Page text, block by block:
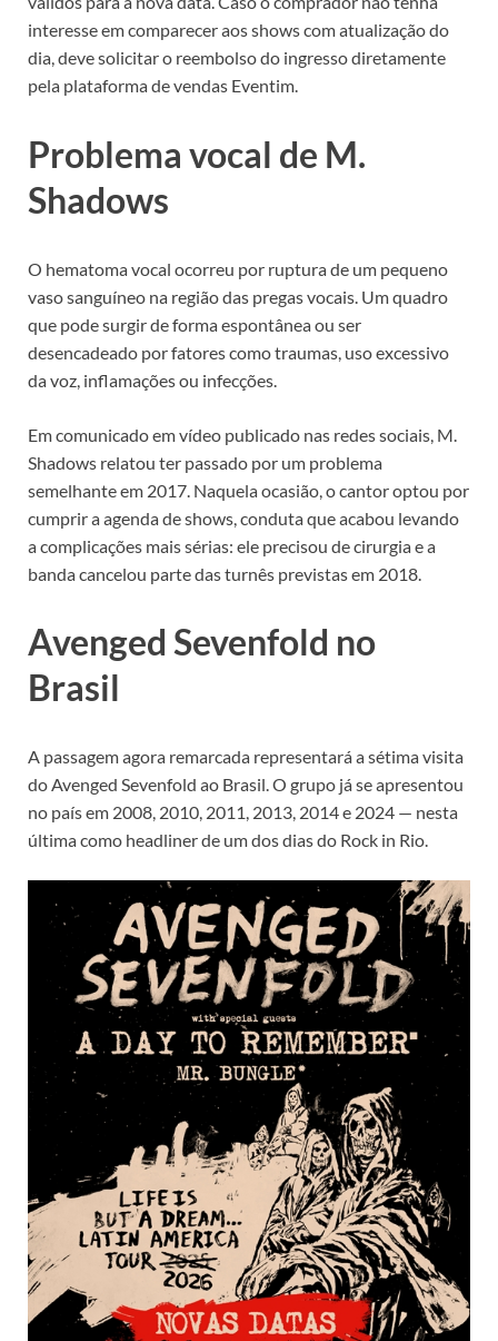
interesse em comparecer aos shows com atualização do
dia, deve solicitar o reembolso do ingresso diretamente
pela plataforma de vendas Eventim.
Problema vocal de M.
Shadows
O hematoma vocal ocorreu por ruptura de um pequeno
vaso sanguíneo na região das pregas vocais. Um quadro
que pode surgir de forma espontânea ou ser
desencadeado por fatores como traumas, uso excessivo
da voz, inflamações ou infecções.
Em comunicado em vídeo publicado nas redes sociais, M.
Shadows relatou ter passado por um problema
semelhante em 2017. Naquela ocasião, o cantor optou por
cumprir a agenda de shows, conduta que acabou levando
a complicações mais sérias: ele precisou de cirurgia e a
banda cancelou parte das turnês previstas em 2018.
Avenged Sevenfold no
Brasil
A passagem agora remarcada representará a sétima visita
do Avenged Sevenfold ao Brasil. O grupo já se apresentou
no país em 2008, 2010, 2011, 2013, 2014 e 2024 — nesta
última como headliner de um dos dias do Rock in Rio.